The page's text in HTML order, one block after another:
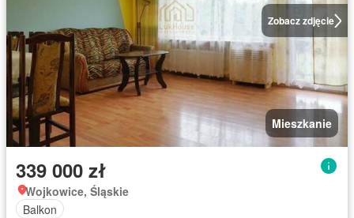
Zobacz zdjęcie
Mieszkanie
339 000 zł
Wojkowice, Śląskie
Balkon